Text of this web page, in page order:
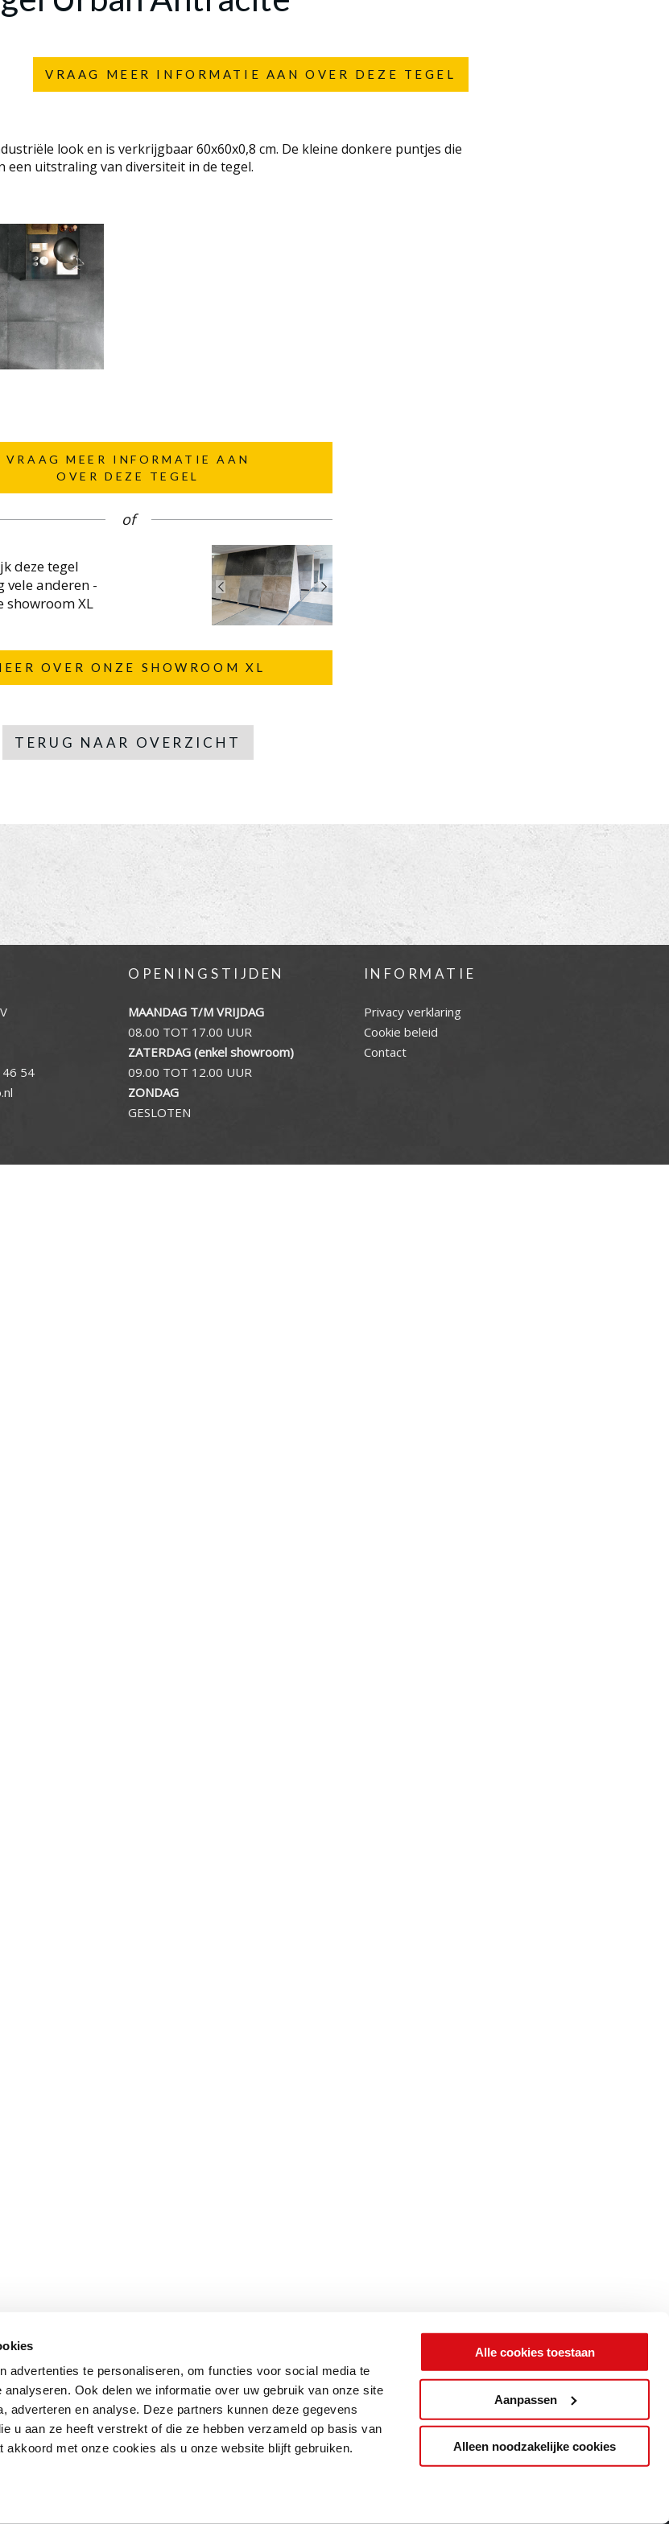
advertenties te personaliseren, om functies voor social media te
Ook delen we informatie over uw gebruik van onze site
adverteren en analyse. Deze partners kunnen deze gegevens
u aan ze heeft verstrekt of die ze hebben verzameld op basis van
met onze cookies als u onze website blijft gebruiken.
Alle cookies toestaan
Aanpassen
Alleen noodzakelijke cookies
VRAAG MEER INFORMATIE AAN OVER DEZE TEGEL
look en is verkrijgbaar 60x60x0,8 cm. De kleine donkere puntjes die
een uitstraling van diversiteit in de tegel.
VRAAG MEER INFORMATIE AAN
OVER DEZE TEGEL
of
deze tegel
vele anderen -
showroom XL
OVER ONZE SHOWROOM XL
TERUG NAAR OVERZICHT
54
OPENINGSTIJDEN
MAANDAG T/M VRIJDAG
08.00 TOT 17.00 UUR
ZATERDAG (enkel showroom)
09.00 TOT 12.00 UUR
ZONDAG
GESLOTEN
INFORMATIE
Privacy verklaring
Cookie beleid
Contact